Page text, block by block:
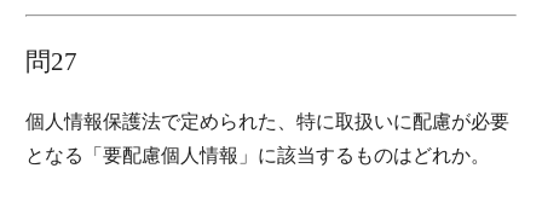
問27
個人情報保護法で定められた、特に取扱いに配慮が必要
となる「要配慮個人情報」に該当するものはどれか。